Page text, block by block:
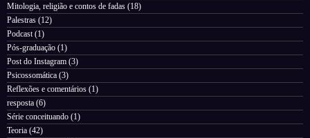
Mitologia, religião e contos de fadas (18)
Palestras (12)
Podcast (1)
Pós-graduação (1)
Post do Instagram (3)
Psicossomática (3)
Reflexões e comentários (1)
resposta (6)
Série conceituando (1)
Teoria (42)